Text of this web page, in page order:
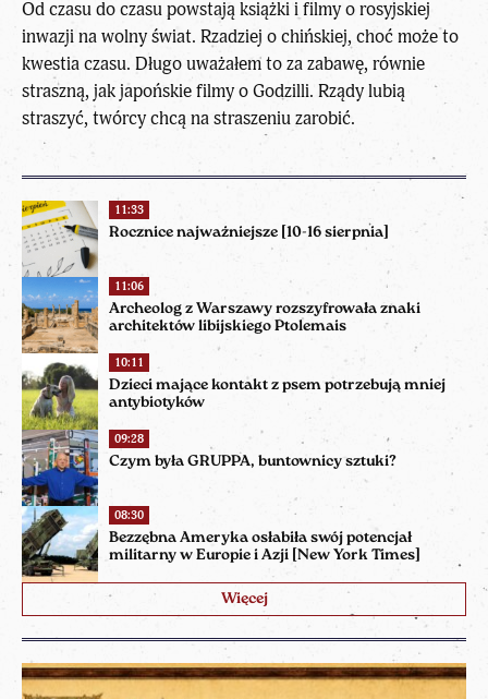
11:33
Rocznice najważniejsze [10-16 sierpnia]
11:06
Archeolog z Warszawy rozszyfrowała znaki
architektów libijskiego Ptolemais
10:11
Dzieci mające kontakt z psem potrzebują mniej
antybiotyków
09:28
Czym była GRUPPA, buntownicy sztuki?
08:30
Bezzębna Ameryka osłabiła swój potencjał
militarny w Europie i Azji [New York Times]
Więcej
Od czasu do czasu powstają książki i filmy o rosyjskiej
inwazji na wolny świat. Rzadziej o chińskiej, choć może to
kwestia czasu. Długo uważałem to za zabawę, równie
straszną, jak japońskie filmy o Godzilli. Rządy lubią
straszyć, twórcy chcą na straszeniu zarobić.